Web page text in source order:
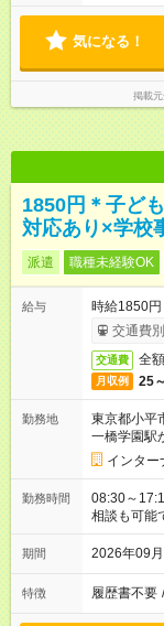
気になる！
掲載
1850円＊子ど
対応あり×学校
派遣 職種未経験OK
給与
時給1850
交通費
交通費 全
月収例 25
勤務地
東京都小平
一橋学園駅
インター
勤務時間
08:30～
相談も可能
期間 2026年09
特徴 履歴書不要 /